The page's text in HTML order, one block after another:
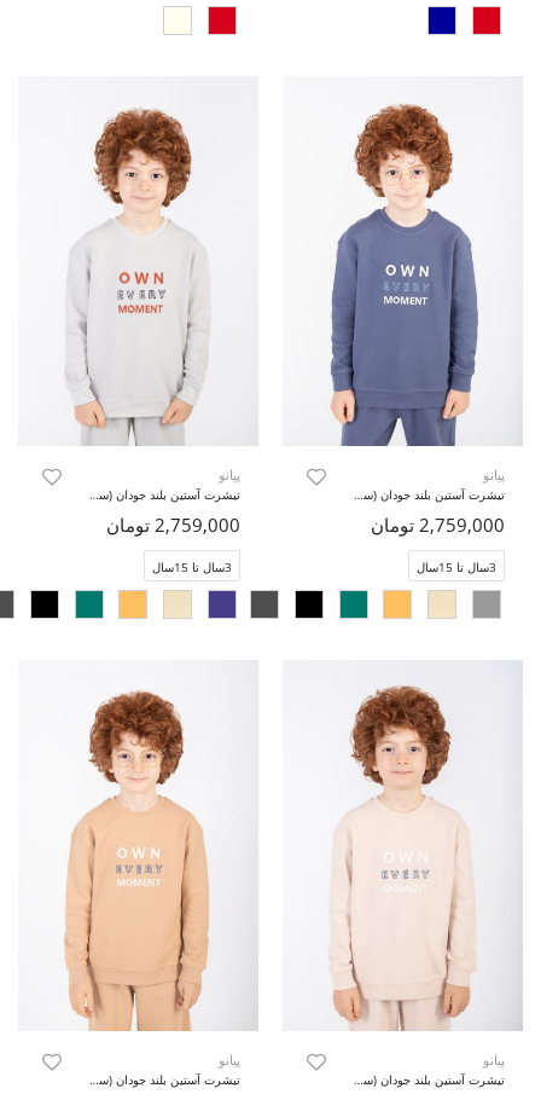
پیانو
تیشرت آستین بلند جودان (ست با کد 11436)
2,759,000 تومان
3سال تا 15سال
پیانو
تیشرت آستین بلند جودان (ست با کد 11436)
2,759,000 تومان
3سال تا 15سال
پیانو
تیشرت آستین بلند جودان (ست با کد 11436)
پیانو
تیشرت آستین بلند جودان (ست با کد 11436)